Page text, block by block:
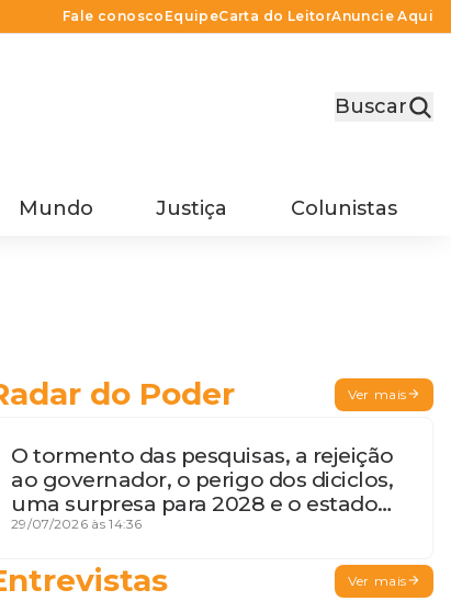
Fale conosco EquipeCarta do LeitorAnuncie Aqui
Buscar
Mundo Justiça Colunistas
do Poder Ver mais
O tormento das pesquisas, a rejeição
ao governador, o perigo dos diciclos,
uma surpresa para 2028 e o estado
de terceira guerra mundial
29/07/2026 às 14:36
Ver mais